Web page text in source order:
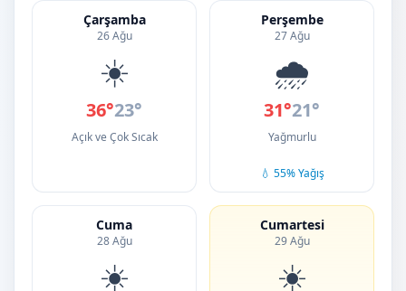
Çarşamba
26 Ağu
☀️
36°23°
Açık ve Çok Sıcak
Perşembe
27 Ağu
🌧️
31°21°
Yağmurlu
💧 55% Yağış
Cuma
28 Ağu
☀️
Cumartesi
29 Ağu
☀️